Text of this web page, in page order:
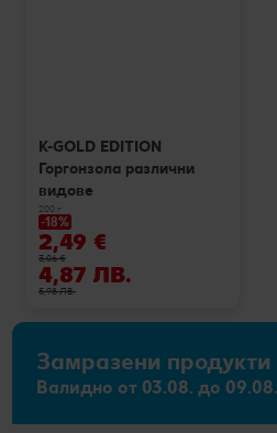
K-GOLD EDITION
Горгонзола различни
видове
200 г
-18%
2,49 €
3,06 €
4,87 ЛВ.
5,98 ЛВ.
Замразени продукти
Валидно от 03.08. до 09.08.